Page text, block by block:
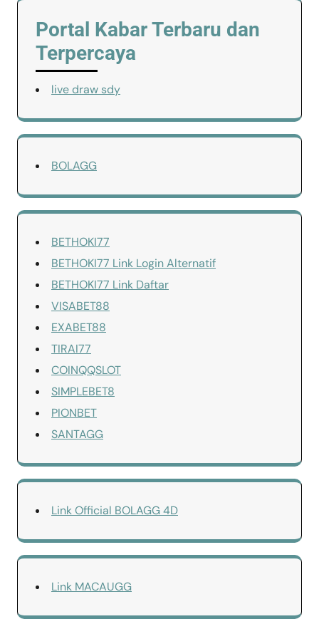
Portal Kabar Terbaru dan
Terpercaya
live draw sdy
BOLAGG
BETHOKI77
BETHOKI77 Link Login Alternatif
BETHOKI77 Link Daftar
VISABET88
EXABET88
TIRAI77
COINQQSLOT
SIMPLEBET8
PIONBET
SANTAGG
Link Official BOLAGG 4D
Link MACAUGG